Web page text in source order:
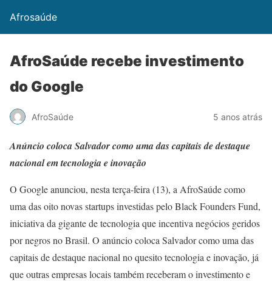
Afrosaúde
AfroSaúde recebe investimento
do Google
AfroSaúde 5 anos atrás
Anúncio coloca Salvador como uma das capitais de destaque
nacional em tecnologia e inovação
O Google anunciou, nesta terça-feira (13), a AfroSaúde como
uma das oito novas startups investidas pelo Black Founders Fund,
iniciativa da gigante de tecnologia que incentiva negócios geridos
por negros no Brasil. O anúncio coloca Salvador como uma das
capitais de destaque nacional no quesito tecnologia e inovação, já
que outras empresas locais também receberam o investimento e